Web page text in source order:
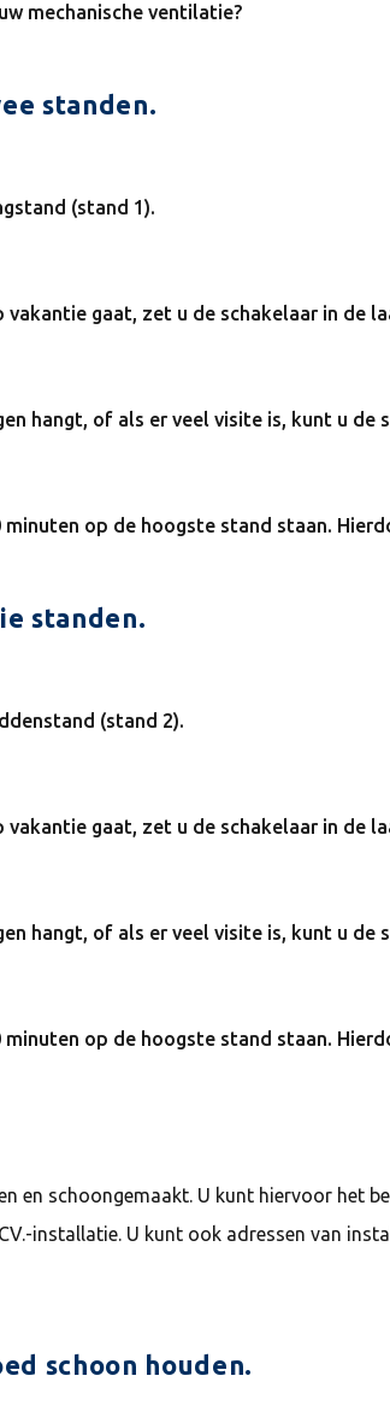
mechanische ventilatie?
standen.
(stand 1).
gaat, zet u de schakelaar in de
hangt, of als er veel visite is, kunt u
op de hoogste stand staan.
standen.
(stand 2).
gaat, zet u de schakelaar in de
hangt, of als er veel visite is, kunt u
op de hoogste stand staan.
en schoongemaakt. U kunt hiervoor het
installatie. U kunt ook adressen van
schoon houden.